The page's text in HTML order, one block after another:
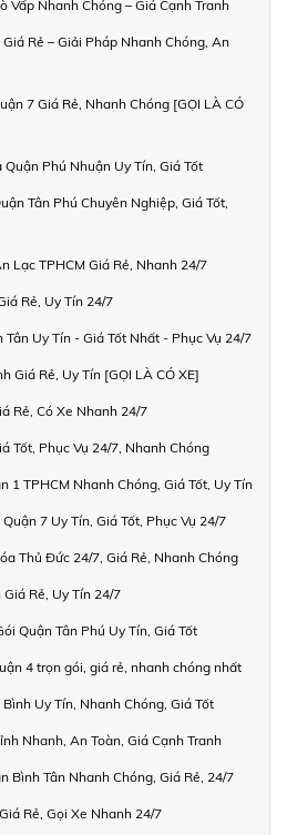
Vấp Nhanh Chóng – Giá Cạnh Tranh
Rẻ – Giải Pháp Nhanh Chóng, An
7 Giá Rẻ, Nhanh Chóng [GỌI LÀ CÓ
Phú Nhuận Uy Tín, Giá Tốt
Tân Phú Chuyên Nghiệp, Giá Tốt,
Lạc TPHCM Giá Rẻ, Nhanh 24/7
Rẻ, Uy Tín 24/7
Tân Uy Tín - Giá Tốt Nhất - Phục Vụ 24/7
Giá Rẻ, Uy Tín [GỌI LÀ CÓ XE]
Rẻ, Có Xe Nhanh 24/7
Tốt, Phục Vụ 24/7, Nhanh Chóng
1 TPHCM Nhanh Chóng, Giá Tốt, Uy Tín
7 Uy Tín, Giá Tốt, Phục Vụ 24/7
Thủ Đức 24/7, Giá Rẻ, Nhanh Chóng
Rẻ, Uy Tín 24/7
Quận Tân Phú Uy Tín, Giá Tốt
4 trọn gói, giá rẻ, nhanh chóng nhất
Uy Tín, Nhanh Chóng, Giá Tốt
Nhanh, An Toàn, Giá Cạnh Tranh
Bình Tân Nhanh Chóng, Giá Rẻ, 24/7
Rẻ, Gọi Xe Nhanh 24/7